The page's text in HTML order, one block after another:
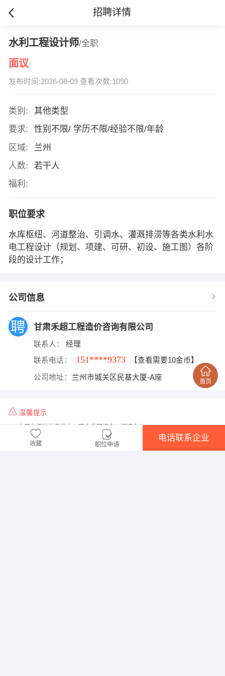
招聘详情
水利工程设计师/全职
面议
发布时间:2026-08-09 查看次数:1090
类别:
其他类型
要求:
性别不限/ 学历不限/经验不限/年龄
区域:
兰州
人数:
若干人
福利:
职位要求
水库枢纽、河道整治、引调水、灌溉排涝等各类水利水
电工程设计（规划、项建、可研、初设、施工图）各阶
段的设计工作；
公司信息
甘肃禾超工程造价咨询有限公司
联系人： 经理
联系电话： 151****9373 【查看需要10金币】
公司地址： 兰州市城关区民基大厦-A座
温馨提示
1、本平台仅供信息发布，不会收取押金、保证金！
2、请告知用人单位，是在
兰州人才网www.96799.com.cn上看到该招聘信息
收藏 职位申请
电话联系企业